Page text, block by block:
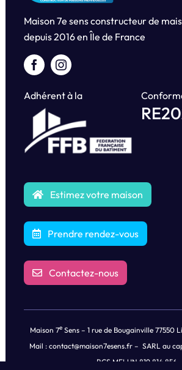
Maison 7e sens constructeur de
depuis2016 en Île de France
Adhérent à la
Estimez votre maison
Prendre rendez-vous
Contactez-nous
Maison 7e Sens – 1 rue de Bougainville 77550
Mail : contact@maison7esens.fr– SARL au
RCS MELUN 819 814 856